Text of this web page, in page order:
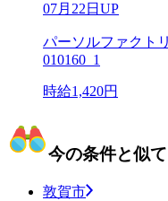
07月22日UP
パーソルファクト
010160_1
時給1,420円
今の条件と似
敦賀市